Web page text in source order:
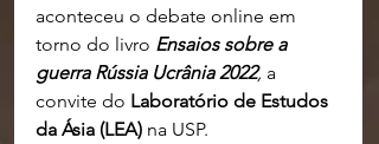
aconteceu o debate online em
torno do livro Ensaios sobre a
guerra Rússia Ucrânia 2022, a
convite do Laboratório de Estudos
da Ásia (LEA) na USP.